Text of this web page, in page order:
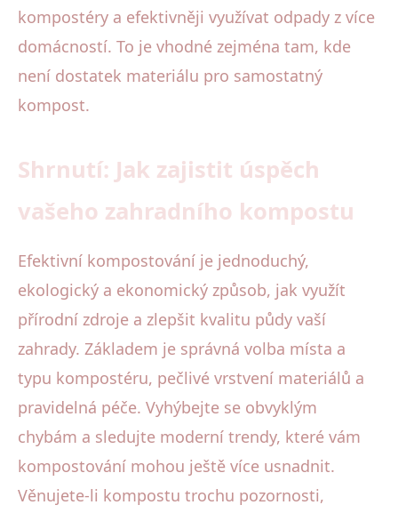
kompostéry a efektivněji využívat odpady z více
domácností. To je vhodné zejména tam, kde
není dostatek materiálu pro samostatný
kompost.
Shrnutí: Jak zajistit úspěch
vašeho zahradního kompostu
Efektivní kompostování je jednoduchý,
ekologický a ekonomický způsob, jak využít
přírodní zdroje a zlepšit kvalitu půdy vaší
zahrady. Základem je správná volba místa a
typu kompostéru, pečlivé vrstvení materiálů a
pravidelná péče. Vyhýbejte se obvyklým
chybám a sledujte moderní trendy, které vám
kompostování mohou ještě více usnadnit.
Věnujete-li kompostu trochu pozornosti,